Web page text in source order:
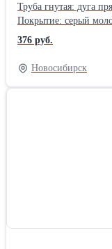
Труба гнутая: дуга
Покрытие: серый
наличии в
376 руб.
Новосибирск